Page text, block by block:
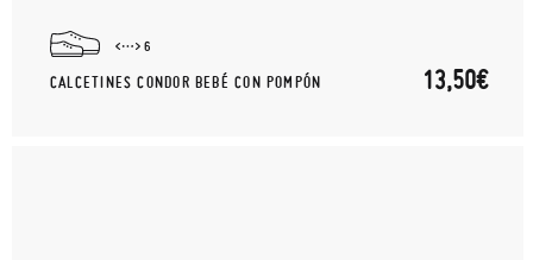
6
CALCETINES CONDOR BEBÉ CON POMPÓN 13,50€